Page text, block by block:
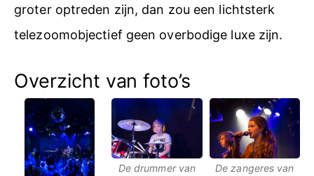
groter optreden zijn, dan zou een lichtsterk
telezoomobjectief geen overbodige luxe zijn.
Overzicht van foto’s
De drummer van
De zangeres van